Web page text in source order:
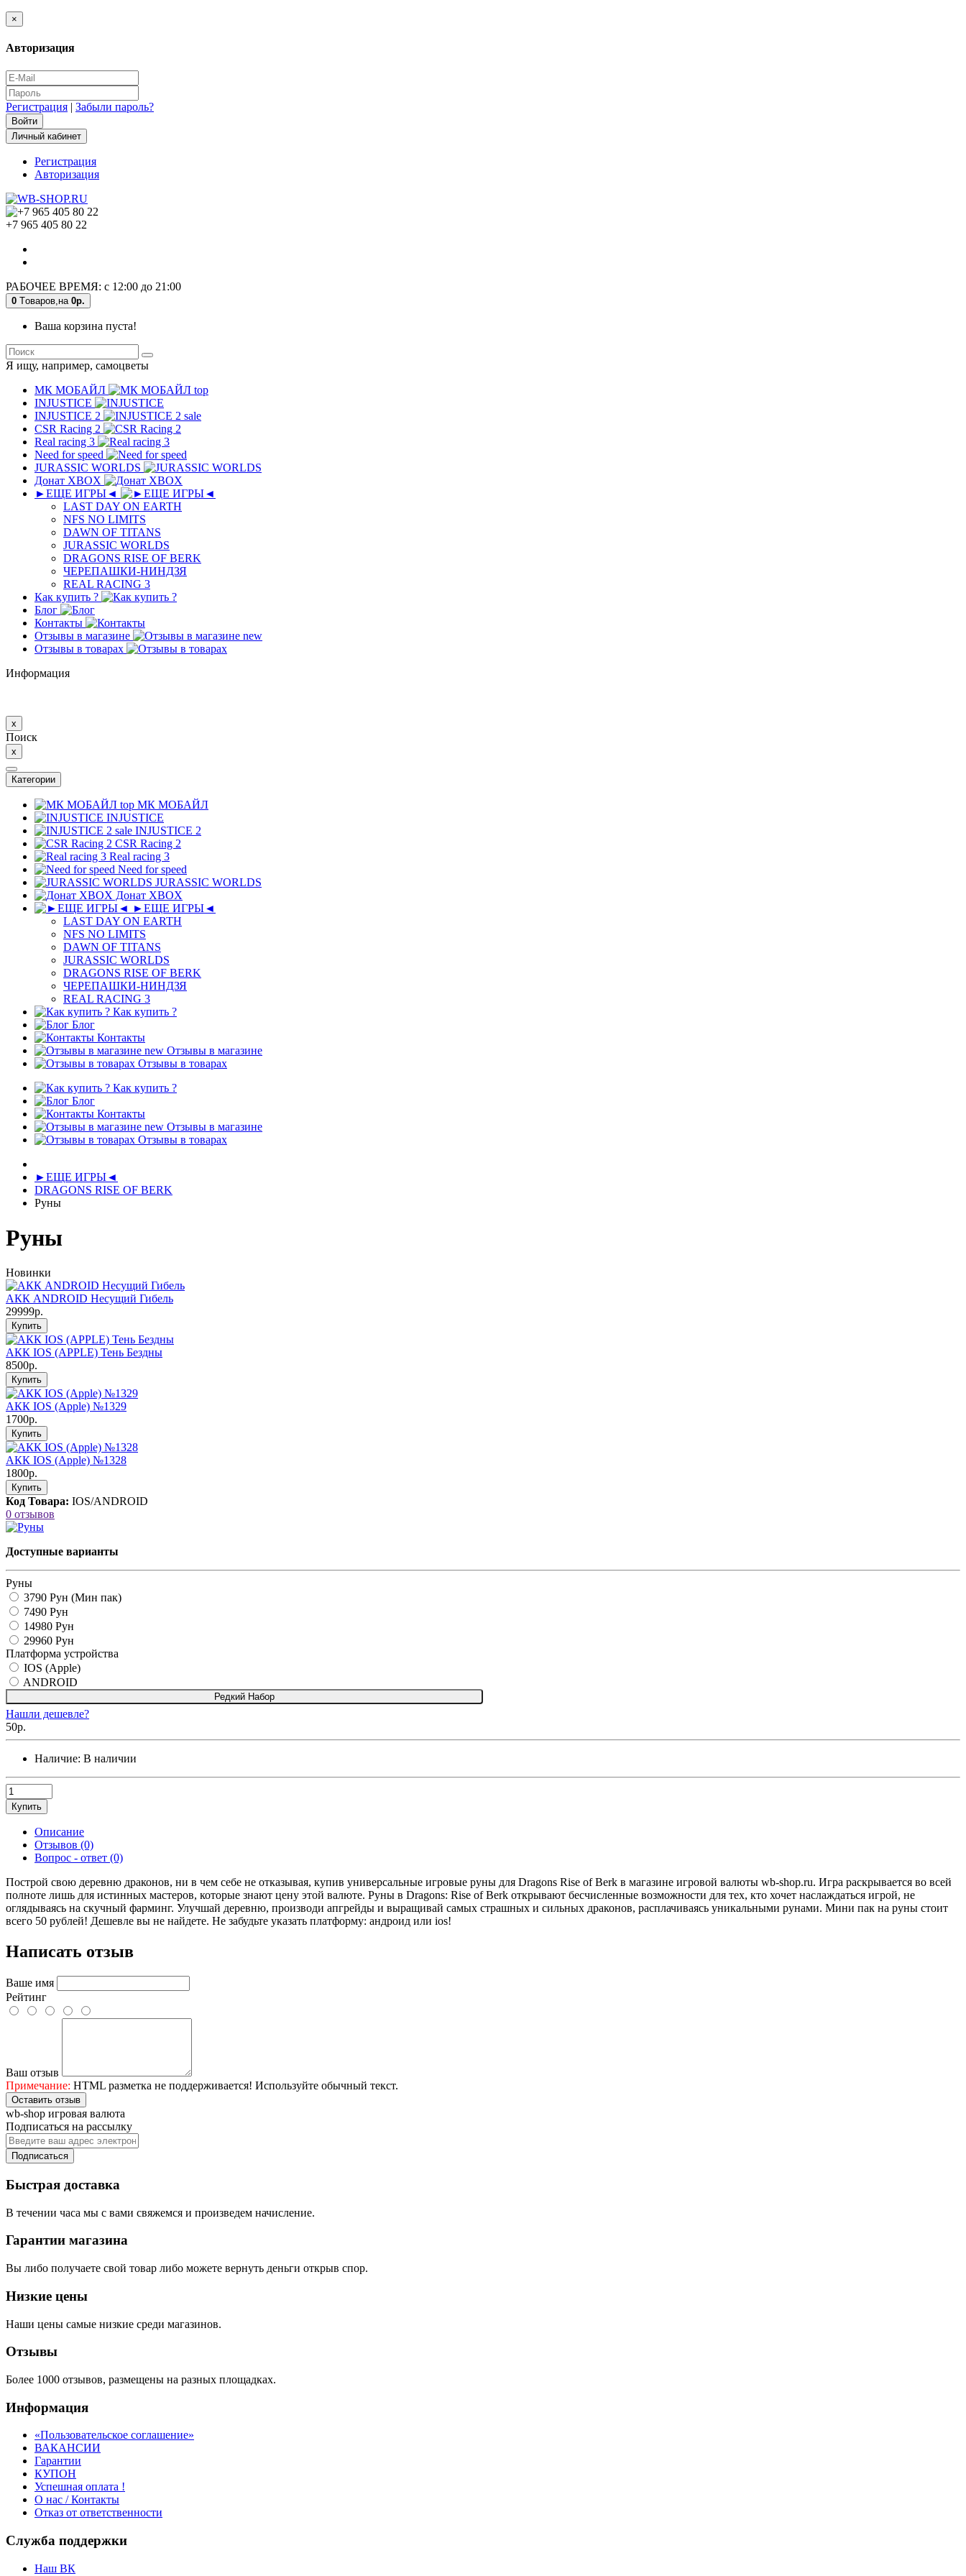
×
Авторизация
Регистрация | Забыли пароль?
Личный кабинет
Регистрация
Авторизация
+7 965 405 80 22
РАБОЧЕЕ ВРЕМЯ: с 12:00 до 21:00
0 Tоваров, на 0р.
Ваша корзина пуста!
Я ищу, например, самоцветы
МК MОБAЙЛ
top
INJUSTICE
INJUSTICE 2
sale
CSR Racing 2
Real racing 3
Need for speed
JURASSIC WORLDS
Донат XBOX
►ЕЩЕ ИГРЫ◄
LAST DAY ON EARTH
NFS NO LIMITS
DAWN OF TITANS
JURASSIC WORLDS
DRAGONS RISE OF BERK
ЧЕРЕПАШКИ-НИНДЗЯ
REAL RACING 3
Как купить ?
Блог
Контакты
Отзывы в магазине
new
Отзывы в товарах
Информация
x
Поиск
x
Категории
top МК MОБAЙЛ
INJUSTICE
sale INJUSTICE 2
CSR Racing 2
Real racing 3
Need for speed
JURASSIC WORLDS
Донат XBOX
►ЕЩЕ ИГРЫ◄
LAST DAY ON EARTH
NFS NO LIMITS
DAWN OF TITANS
JURASSIC WORLDS
DRAGONS RISE OF BERK
ЧЕРЕПАШКИ-НИНДЗЯ
REAL RACING 3
Как купить ?
Блог
Контакты
new Отзывы в магазине
Отзывы в товарах
Как купить ?
Блог
Контакты
new Отзывы в магазине
Отзывы в товарах
►ЕЩЕ ИГРЫ◄
DRAGONS RISE OF BERK
Руны
Руны
Новинки
АКК ANDROID Несущий Гибель
29999р.
Купить
АКК IOS (APPLE) Тень Бездны
8500р.
Купить
АКК IOS (Apple) №1329
1700р.
Купить
АКК IOS (Apple) №1328
1800р.
Купить
Код Товара: IOS/ANDROID
0 отзывов
Доступные варианты
Руны
3790 Рун (Мин пак)
7490 Рун
14980 Рун
29960 Рун
Платформа устройства
IOS (Apple)
ANDROID
Редкий Набор
Нашли дешевле?
50р.
Наличие: В наличии
Купить
Описание
Отзывов (0)
Вопрос - ответ (0)
Построй свою деревню драконов, ни в чем себе не отказывая, купив универсальные игровые руны для Dragons Rise of Berk в магазине игровой валюты wb-shop.ru. Игра раскрывается во всей
полноте лишь для истинных мастеров, которые знают цену этой валюте. Руны в Dragons: Rise of Berk открывают бесчисленные возможности для тех, кто хочет наслаждаться игрой, не
оглядываясь на скучный фарминг. Улучшай деревню, производи апгрейды и выращивай самых страшных и сильных драконов, расплачиваясь уникальными рунами. Мини пак на руны стоит
всего 50 рублей! Дешевле вы не найдете. Не забудьте указать платформу: андроид или ios!
Написать отзыв
Ваше имя
Рейтинг
Ваш отзыв
Примечание: HTML разметка не поддерживается! Используйте обычный текст.
Оставить отзыв
wb-shop игровая валюта
Подписаться на рассылку
Подписаться
Быстрая доставка
В течении часа мы с вами свяжемся и произведем начисление.
Гарантии магазина
Вы либо получаете свой товар либо можете вернуть деньги открыв спор.
Низкие цены
Наши цены самые низкие среди магазинов.
Отзывы
Более 1000 отзывов, размещены на разных площадках.
Информация
«Пользовательское соглашение»
ВАКАНСИИ
Гарантии
КУПОН
Успешная оплата !
О нас / Контакты
Отказ от ответственности
Служба поддержки
Наш ВК